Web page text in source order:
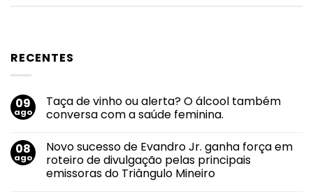
RECENTES
09
ago
Taça de vinho ou alerta? O álcool também
conversa com a saúde feminina.
em
Taça
de
vinho
08
ago
Novo sucesso de Evandro Jr. ganha força em
roteiro de divulgação pelas principais
emissoras do Triângulo Mineiro